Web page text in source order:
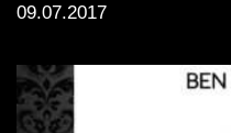
09.07.2017